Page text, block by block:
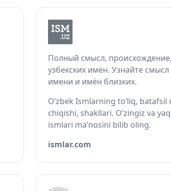
Полный смысл,
узбекских имён. Узнайте смысл
имени и имён близких.
O‘zbek Ismlarning to‘liq, batafsil
chiqishi, shakllari. O‘zingiz va
ismlari ma’nosini bilib oling.
ismlar.com